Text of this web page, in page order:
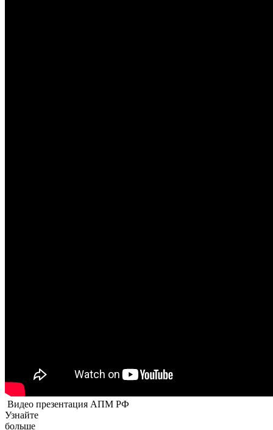
Видео презентация АПМ РФ
Узнайте
больше